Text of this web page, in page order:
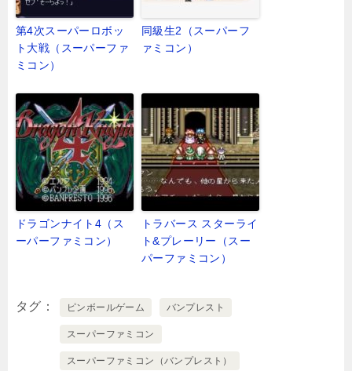
第4次スーパーロボッ
ト大戦（スーパーファ
ミコン）
同級生2（スーパーフ
ァミコン）
ドラゴンナイト4（ス
ーパーファミコン）
トラバース スターライ
ト&プレーリー（スー
パーファミコン）
タグ ピンボールゲーム バンプレスト
スーパーファミコン
スーパーファミコン（バンプレスト）